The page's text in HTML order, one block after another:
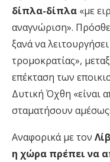
δίπλα-δίπλα «με
αναγνώριση».
ξανά να
τρομοκρατίας»,
επέκταση των
Δυτική Όχθη «είναι
σταματήσουν
Αναφορικά με τον
η χώρα πρέπει να